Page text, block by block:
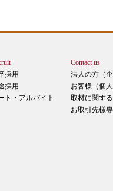
採用
採用
ト・アルバイト
Contact us
法人の方（企
お客様（個人
取材に関す
お取引先様